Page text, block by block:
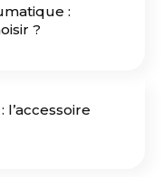
:
?
l’accessoire